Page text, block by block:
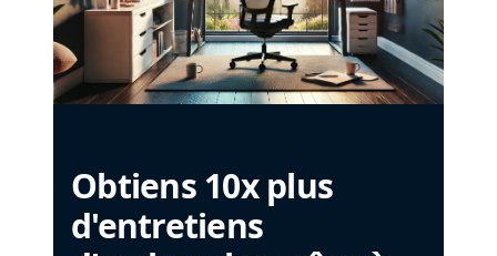
Obtiens 10x plus
d'entretiens